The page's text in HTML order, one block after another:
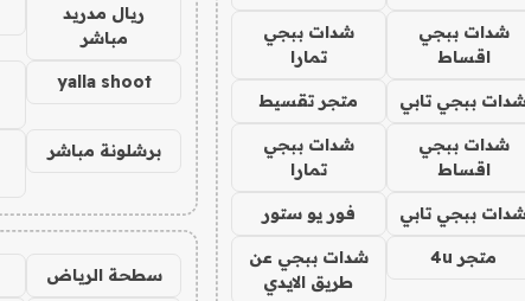
شدات ببجي
اقساط
شدات ببجي
تمارا
ببجي تابي متجر تقسيط
شدات ببجي
اقساط
شدات ببجي
تمارا
ببجي تابي فور يو ستور
متجر 4u
شدات ببجي عن
طريق الايدي
ريال مدريد
مباشر
yalla shoot
برشلونة مباشر
سطحة الرياض